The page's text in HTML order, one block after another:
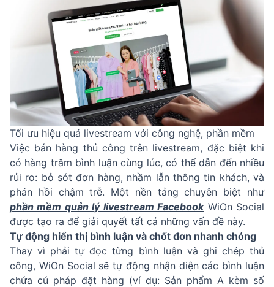
Tối ưu hiệu quả livestream với công nghệ, phần mềm
Việc bán hàng thủ công trên livestream, đặc biệt khi
có hàng trăm bình luận cùng lúc, có thể dẫn đến nhiều
rủi ro: bỏ sót đơn hàng, nhầm lẫn thông tin khách, và
phản hồi chậm trễ. Một nền tảng chuyên biệt như
phần mềm quản lý livestream FacebookWiOn Social
được tạo ra để giải quyết tất cả những vấn đề này.
Tự động hiển thị bình luận và chốt đơn nhanh chóng
Thay vì phải tự đọc từng bình luận và ghi chép thủ
công, WiOn Social sẽ tự động nhận diện các bình luận
chứa cú pháp đặt hàng (ví dụ: Sản phẩm A kèm số